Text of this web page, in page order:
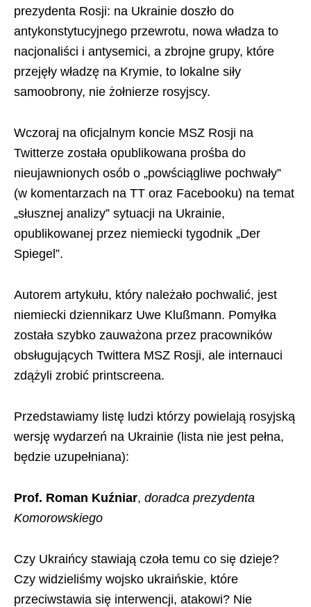
prezydenta Rosji: na Ukrainie doszło do
antykonstytucyjnego przewrotu, nowa władza to
nacjonaliści i antysemici, a zbrojne grupy, które
przejęły władzę na Krymie, to lokalne siły
samoobrony, nie żołnierze rosyjscy.
Wczoraj na oficjalnym koncie MSZ Rosji na
Twitterze została opublikowana prośba do
nieujawnionych osób o „powściągliwe pochwały”
(w komentarzach na TT oraz Facebooku) na temat
„słusznej analizy” sytuacji na Ukrainie,
opublikowanej przez niemiecki tygodnik „Der
Spiegel”.
Autorem artykułu, który należało pochwalić, jest
niemiecki dziennikarz Uwe Klußmann. Pomyłka
została szybko zauważona przez pracowników
obsługujących Twittera MSZ Rosji, ale internauci
zdążyli zrobić printscreena.
Przedstawiamy listę ludzi którzy powielają rosyjską
wersję wydarzeń na Ukrainie (lista nie jest pełna,
będzie uzupełniana):
Prof. Roman Kuźniar, doradca prezydenta
Komorowskiego
Czy Ukraińcy stawiają czoła temu co się dzieje?
Czy widzieliśmy wojsko ukraińskie, które
przeciwstawia się interwencji, atakowi? Nie